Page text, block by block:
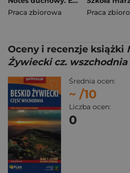
Praca zbiorowa
Praca
Oceny i recenzje książki
Żywiecki cz. wszchodnia
Średnia ocen:
~ /10
Liczba ocen:
0